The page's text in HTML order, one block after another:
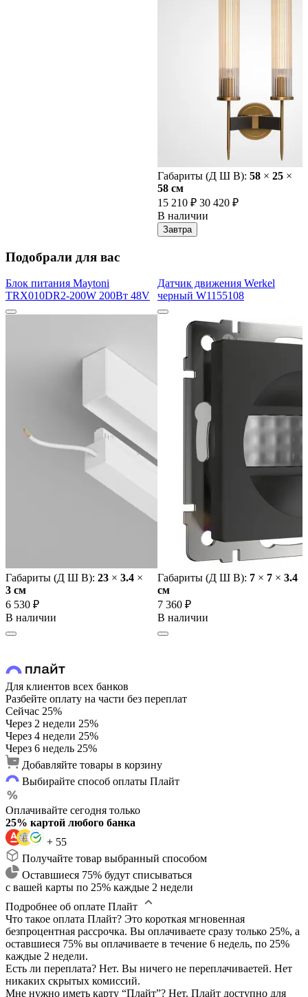
Габариты (Д Ш В): 58 × 25 ×
58 cм
15 210 ₽ 30 420 ₽
В наличии
Завтра
Подобрали для вас
Блок питания Maytoni
TRX010DR2-200W 200Вт 48V
Габариты (Д Ш В): 23 × 3.4 ×
3 cм
6 530 ₽
В наличии
Датчик движения Werkel
черный W1155108
Габариты (Д Ш В): 7 × 7 × 3.4
cм
7 360 ₽
В наличии
Для клиентов всех банков
Разбейте оплату на части без переплат
Сейчас 25%
Через 2 недели 25%
Через 4 недели 25%
Через 6 недель 25%
Добавляйте товары в корзину
Выбирайте способ оплаты Плайт
Оплачивайте сегодня только
25% картой любого банка
+ 55
Получайте товар выбранный способом
Оставшиеся 75% будут списываться
с вашей карты по 25% каждые 2 недели
Подробнее об оплате Плайт
Что такое оплата Плайт? Это короткая мгновенная
безпроцентная рассрочка. Вы оплачиваете сразу только 25%, а
оставшиеся 75% вы оплачиваете в течение 6 недель, по 25%
каждые 2 недели.
Есть ли переплата? Нет. Вы ничего не переплачиваетей. Нет
никаких скрытых комиссий.
Мне нужно иметь карту “Плайт”? Нет. Плайт доступно для